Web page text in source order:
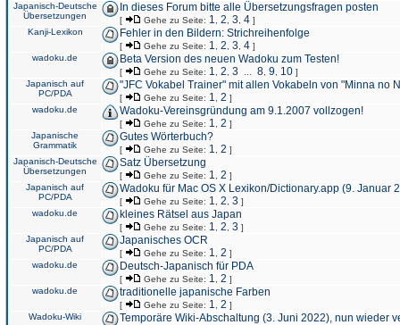
Japanisch-Deutsche
Übersetzungen
In dieses Forum bitte alle Übersetzungsfragen posten
[ Gehe zu Seite: 1 2 3 4 ]
Kanji-Lexikon
Fehler in den Bildern: Strichreihenfolge
[ Gehe zu Seite: 1 2 3 4 ]
wadoku.de
Beta Version des neuen Wadoku zum Testen!
[ Gehe zu Seite: 1 2 3 8 9 10 ]
Japanisch auf
PC/PDA
"JFC Vokabel Trainer" mit allen Vokabeln von "Minna no
[ Gehe zu Seite: 1 2 ]
wadoku.de
Wadoku-Vereinsgründung am 9.1.2007 vollzogen!
[ Gehe zu Seite: 1 2 ]
Japanische
Grammatik
Gutes Wörterbuch?
[ Gehe zu Seite: 1 2 ]
Japanisch-Deutsche
Übersetzungen
Satz Übersetzung
[ Gehe zu Seite: 1 2 ]
Japanisch auf
PC/PDA
Wadoku für Mac OS X Lexikon/Dictionary.app (9. Januar
[ Gehe zu Seite: 1 2 3 ]
wadoku.de
kleines Rätsel aus Japan
[ Gehe zu Seite: 1 2 3 ]
Japanisch auf
PC/PDA
Japanisches OCR
[ Gehe zu Seite: 1 2 ]
wadoku.de
Deutsch-Japanisch für PDA
[ Gehe zu Seite: 1 2 ]
wadoku.de
traditionelle japanische Farben
[ Gehe zu Seite: 1 2 ]
Wadoku-Wiki
Temporäre Wiki-Abschaltung (3. Juni 2022), nun wieder